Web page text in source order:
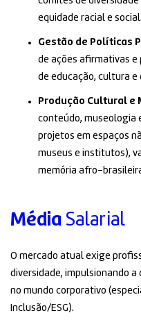
equidade racial e social.
Gestão de Políticas
de ações afirmativas e
de educação, cultura e
Produção Cultural e
conteúdo, museologia
projetos em espaços
museus e institutos),
memória afro-
Média Salarial
O mercado atual exige
diversidade, impulsionando
no mundo corporativo
Inclusão/ESG).